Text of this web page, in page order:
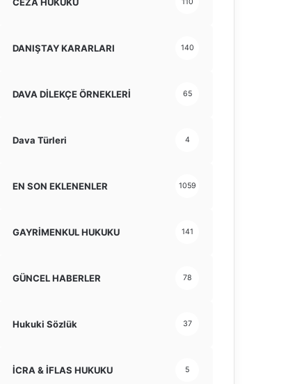
DANIŞTAY KARARLARI 140
DAVA DİLEKÇE ÖRNEKLERİ 65
Dava Türleri 4
EN SON EKLENENLER 1059
GAYRİMENKUL HUKUKU 141
GÜNCEL HABERLER 78
Hukuki Sözlük 37
İCRA & İFLAS HUKUKU 5